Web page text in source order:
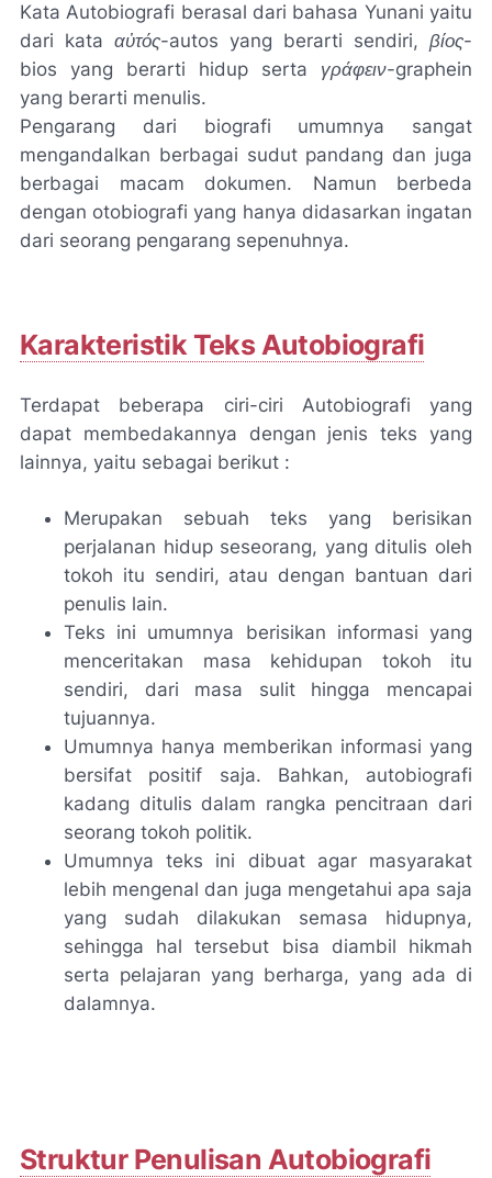
Kata Autobiografi berasal dari bahasa Yunani yaitu
dari kata αὐτός-autos yang berarti sendiri, βίος-
bios yang berarti hidup serta γράφειν-graphein
yang berarti menulis.
Pengarang dari biografi umumnya sangat
mengandalkan berbagai sudut pandang dan juga
berbagai macam dokumen. Namun berbeda
dengan otobiografi yang hanya didasarkan ingatan
dari seorang pengarang sepenuhnya.
Karakteristik Teks Autobiografi
Terdapat beberapa ciri-ciri Autobiografi yang
dapat membedakannya dengan jenis teks yang
lainnya, yaitu sebagai berikut :
Merupakan sebuah teks yang berisikan
perjalanan hidup seseorang, yang ditulis oleh
tokoh itu sendiri, atau dengan bantuan dari
penulis lain.
Teks ini umumnya berisikan informasi yang
menceritakan masa kehidupan tokoh itu
sendiri, dari masa sulit hingga mencapai
tujuannya.
Umumnya hanya memberikan informasi yang
bersifat positif saja. Bahkan, autobiografi
kadang ditulis dalam rangka pencitraan dari
seorang tokoh politik.
Umumnya teks ini dibuat agar masyarakat
lebih mengenal dan juga mengetahui apa saja
yang sudah dilakukan semasa hidupnya,
sehingga hal tersebut bisa diambil hikmah
serta pelajaran yang berharga, yang ada di
dalamnya.
Struktur Penulisan Autobiografi